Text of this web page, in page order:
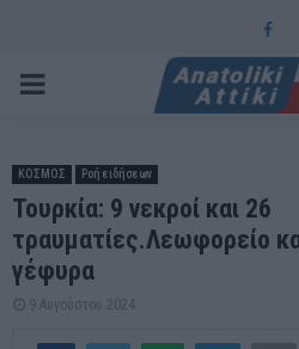
PRIMARY
ΚΟΣΜΟΣ Ροή ειδήσεων
Τουρκία: 9 νεκροί και 26
τραυματίες.Λεωφορείο
γέφυρα
9 Αυγούστου 2024